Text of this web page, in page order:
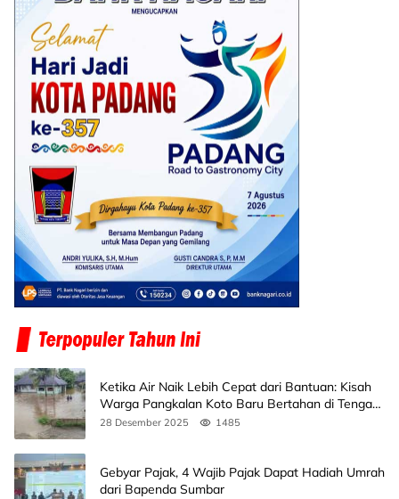
Ketika Air Naik Lebih Cepat dari Bantuan: Kisah
Warga Pangkalan Koto Baru Bertahan di Tengah
Banjir
28 Desember 2025 1485
Gebyar Pajak, 4 Wajib Pajak Dapat Hadiah Umrah
dari Bapenda Sumbar